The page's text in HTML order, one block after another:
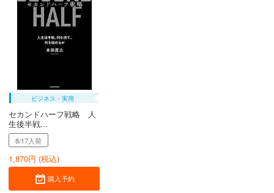
ビジネス・実用
セカンドハーフ戦略 人
生後半戦...
8/17入荷
1,870円 (税込)
購入予約